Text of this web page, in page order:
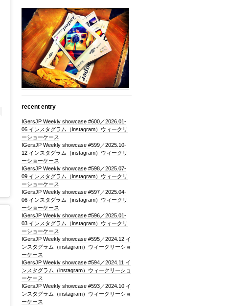
recent entry
IGersJP Weekly showcase #600／2026.01-
06 インスタグラム（instagram）ウィークリ
ーショーケース
IGersJP Weekly showcase #599／2025.10-
12 インスタグラム（instagram）ウィークリ
ーショーケース
IGersJP Weekly showcase #598／2025.07-
09 インスタグラム（instagram）ウィークリ
ーショーケース
IGersJP Weekly showcase #597／2025.04-
06 インスタグラム（instagram）ウィークリ
ーショーケース
IGersJP Weekly showcase #596／2025.01-
03 インスタグラム（instagram）ウィークリ
ーショーケース
IGersJP Weekly showcase #595／2024.12 イ
ンスタグラム（instagram）ウィークリーショ
ーケース
IGersJP Weekly showcase #594／2024.11 イ
ンスタグラム（instagram）ウィークリーショ
ーケース
IGersJP Weekly showcase #593／2024.10 イ
ンスタグラム（instagram）ウィークリーショ
ーケース